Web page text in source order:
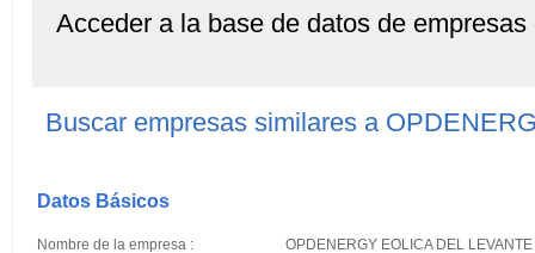
Acceder a la base de datos de
Buscar empresas similares a
Datos Básicos
Nombre de la empresa : OPDENERGY EOLICA DEL LEVANTE